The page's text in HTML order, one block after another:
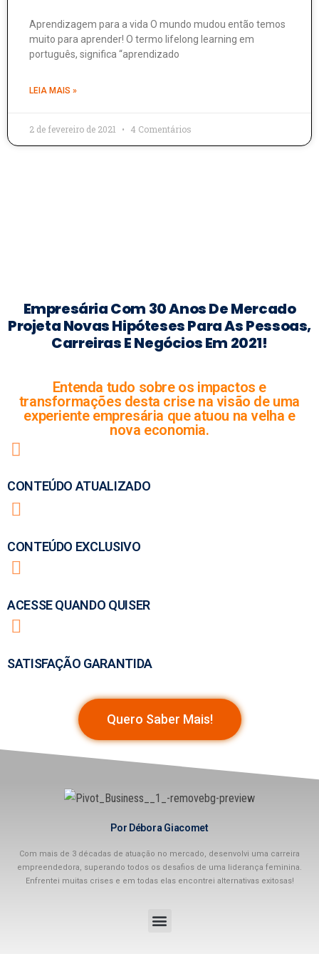
Aprendizagem para a vida O mundo mudou então temos
muito para aprender! O termo lifelong learning em
português, significa “aprendizado
LEIA MAIS »
2 de fevereiro de 2021 4 Comentários
Empresária Com 30 Anos De Mercado
Projeta Novas Hipóteses Para As Pessoas,
Carreiras E Negócios Em 2021!
Entenda tudo sobre os impactos e
transformações desta crise na visão de uma
experiente empresária que atuou na velha e
nova economia.
CONTEÚDO ATUALIZADO
CONTEÚDO EXCLUSIVO
ACESSE QUANDO QUISER
SATISFAÇÃO GARANTIDA
Quero Saber Mais!
Por Débora Giacomet
Com mais de 3 décadas de atuação no mercado, desenvolvi uma carreira
empreendedora, superando todos os desafios de uma liderança feminina.
Enfrentei muitas crises e em todas elas encontrei alternativas exitosas!